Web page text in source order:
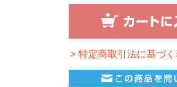
> 特定商取引法に基づく